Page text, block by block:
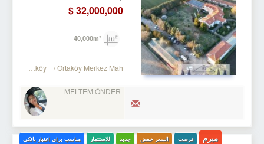
32,000,000 $
/ Ortaköy / Ortaköy Merkez Mah.
MELTEM ÖNDER
مبرم فرصت السعر خفض جدید للاستثمار مناسب برای اعتبار بانکی